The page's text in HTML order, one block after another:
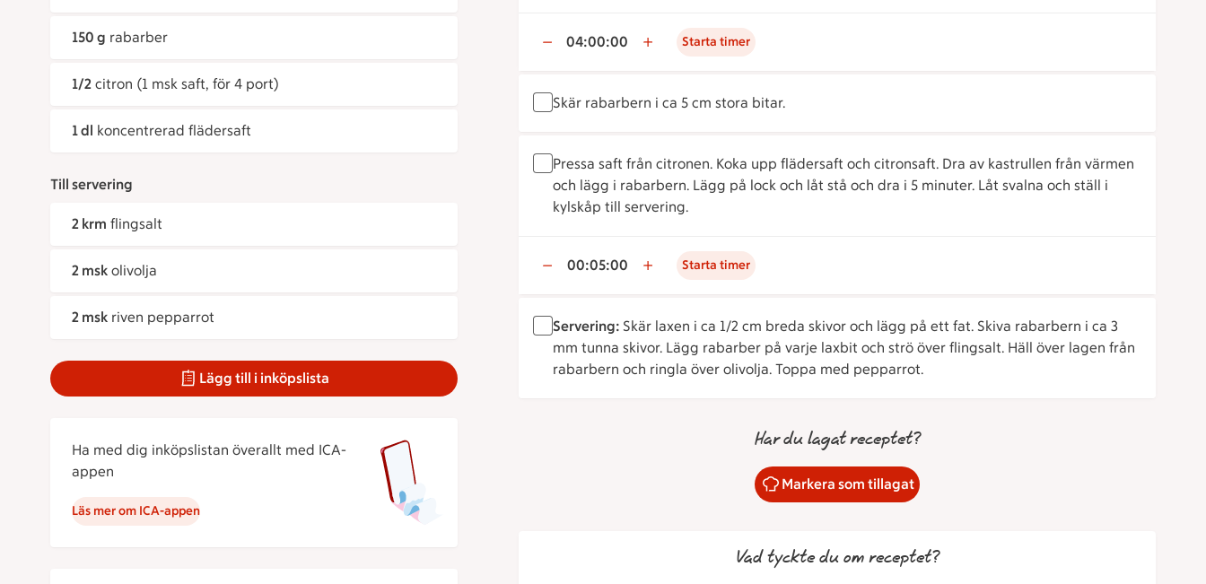
150 g rabarber
1/2 citron (1 msk saft, för 4 port)
1 dl koncentrerad flädersaft
Till servering
2 krm flingsalt
2 msk olivolja
2 msk riven pepparrot
Lägg till i inköpslista
Ha med dig inköpslistan överallt med ICA-
appen
Läs mer om ICA-appen
04:00:00 Starta timer
Skär rabarbern i ca 5 cm stora bitar.
Pressa saft från citronen. Koka upp flädersaft och citronsaft. Dra av kastrullen från värmen
och lägg i rabarbern. Lägg på lock och låt stå och dra i 5 minuter. Låt svalna och ställ i
kylskåp till servering.
00:05:00 Starta timer
Servering: Skär laxen i ca 1/2 cm breda skivor och lägg på ett fat. Skiva rabarbern i ca 3
mm tunna skivor. Lägg rabarber på varje laxbit och strö över flingsalt. Häll över lagen från
rabarbern och ringla över olivolja. Toppa med pepparrot.
Har du lagat receptet?
Markera som tillagat
Vad tyckte du om receptet?